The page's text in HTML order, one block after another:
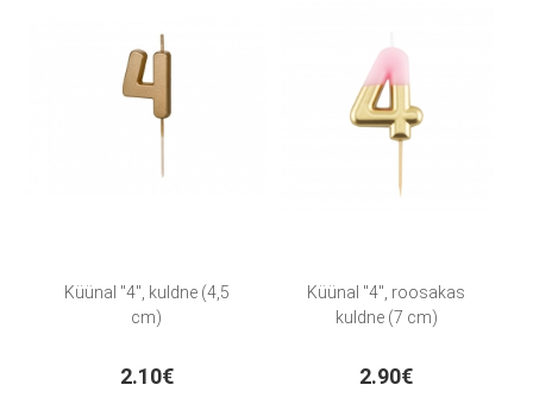
Küünal "4", kuldne (4,5
cm)
2.10€
Küünal "4", roosakas
kuldne (7 cm)
2.90€